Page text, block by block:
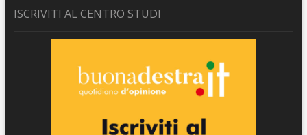
ISCRIVITI AL CENTRO STUDI